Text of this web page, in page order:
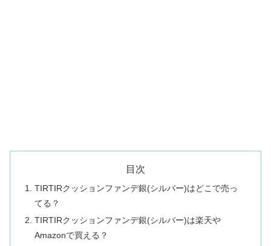
目次
TIRTIRクッションファンデ銀(シルバー)はどこで売っ
てる？
TIRTIRクッションファンデ銀(シルバー)は楽天や
Amazonで買える？